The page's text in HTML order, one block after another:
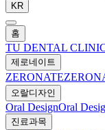
KR
홈
TU DENTAL
제로네이트
ZERONATE
오랄디자인
Oral DesignOral
진료과목